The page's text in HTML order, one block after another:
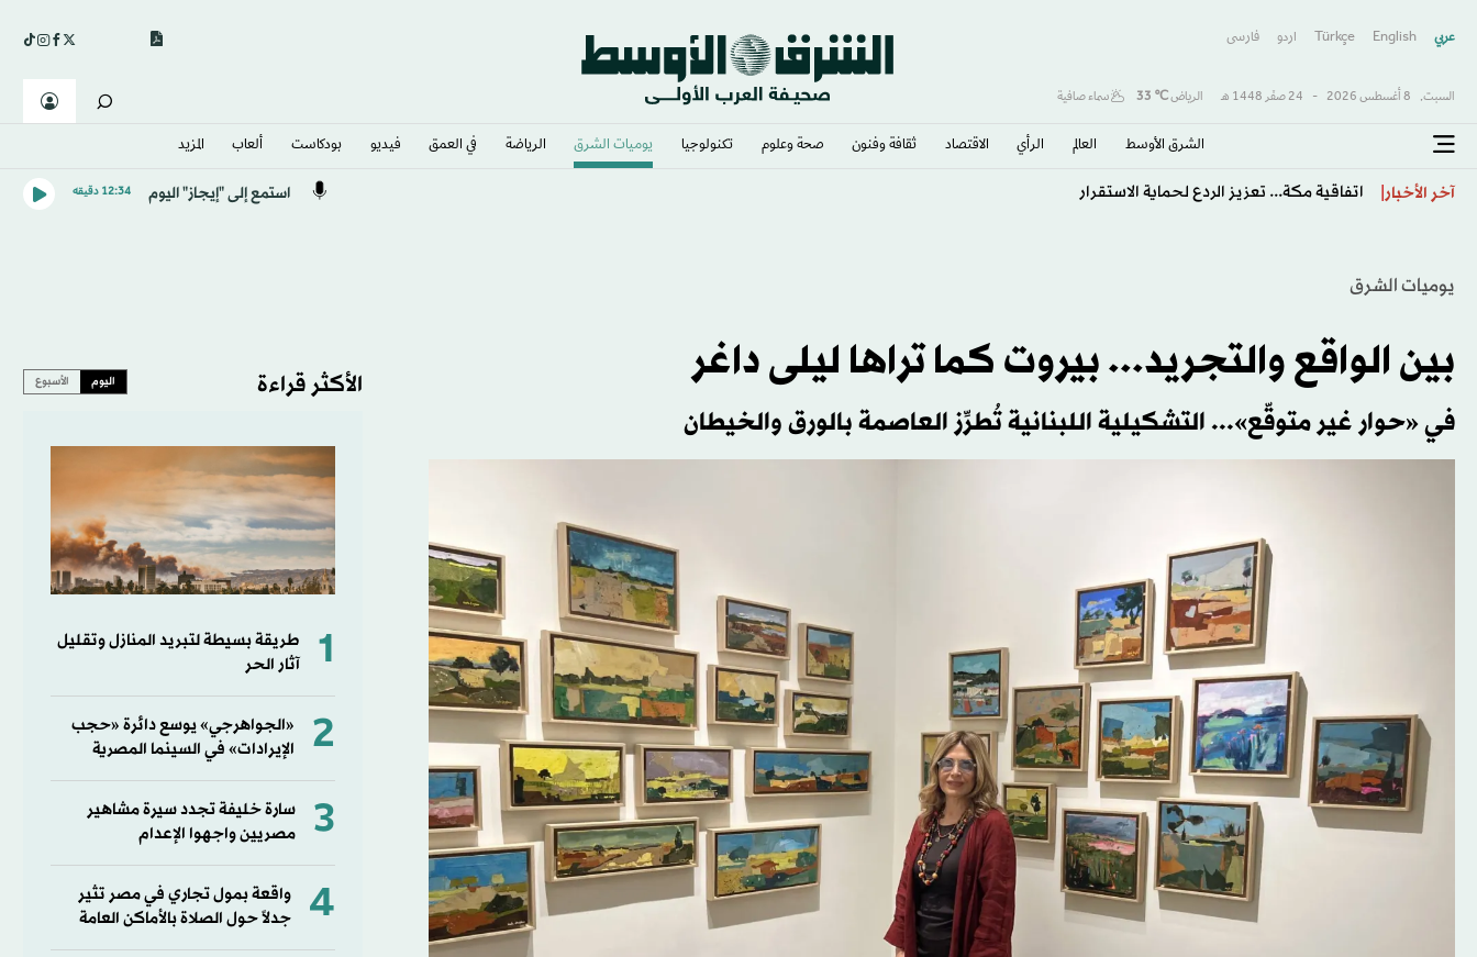
عربي English
Türkçe اردو فارسى
السبت, 8 أغسطس 2026 - 24 صفَر 1448 هـ الرياض℃
33 سماء صافية
الشرق الأوسط​ العالم الرأي الاقتصاد ثقافة وفنون صحة وعلوم تكنولوجيا يوميات الشرق​ الرياضة في العمق فيديو بودكاست ألعاب المزيد
آخر الأخبار اتفاقية مكة... تعزيز الردع لحماية الاستقرار استمع إلى "إيجاز" اليوم 12:34 دقيقه
يوميات الشرق
بين الواقع والتجريد... بيروت كما تراها ليلى داغر
في «حوار غير متوقّع»... التشكيلية اللبنانية تُطرِّز العاصمة بالورق والخيطان
الأكثر قراءة اليوم الأسبوع
1
طريقة بسيطة لتبريد المنازل وتقليل
آثار الحر
2
«الجواهرجي» يوسع دائرة «حجب
الإيرادات» في السينما المصرية
3
سارة خليفة تجدد سيرة مشاهير
مصريين واجهوا الإعدام
4
واقعة بمول تجاري في مصر تثير
جدلاً حول الصلاة بالأماكن العامة